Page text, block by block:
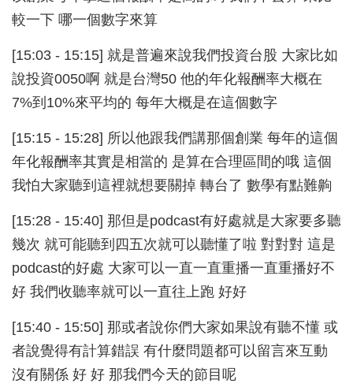
較一下 哪一個數字來算
[15:03 - 15:15] 就是普遍來說我們投資台股 大家比如
說投資0050啊 就是台灣50 他的年化報酬率大概在
7%到10%來平均的 每年大概是在這個數字
[15:15 - 15:28] 所以他跟我們講那個創業 每年的這個
年化報酬率其實是相當的 是算在合理區間的哦 這個
我怕大家聽到這裡就想要關掉 轉台了 數學有點難齁
[15:28 - 15:40] 那但是podcast有好處就是大家要多聽
幾次 就可能聽到四五次就可以聽懂了啦 對對對 這是
podcast的好處 大家可以一直一直重播一直重播好不
好 我們收聽率就可以一直往上跑 好好
[15:40 - 15:50] 那或者說你們大家如果說有聽不懂 或
者說覺得有計算錯誤 有什麼問題都可以留言來互動
沒有關係 好 好 那我們今天的節目呢